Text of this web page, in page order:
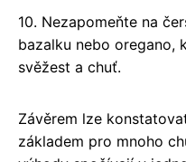
10. Nezapomeňte na
bazalku nebo oregano,
svěžest a chuť.
Závěrem lze
základem pro mnoho